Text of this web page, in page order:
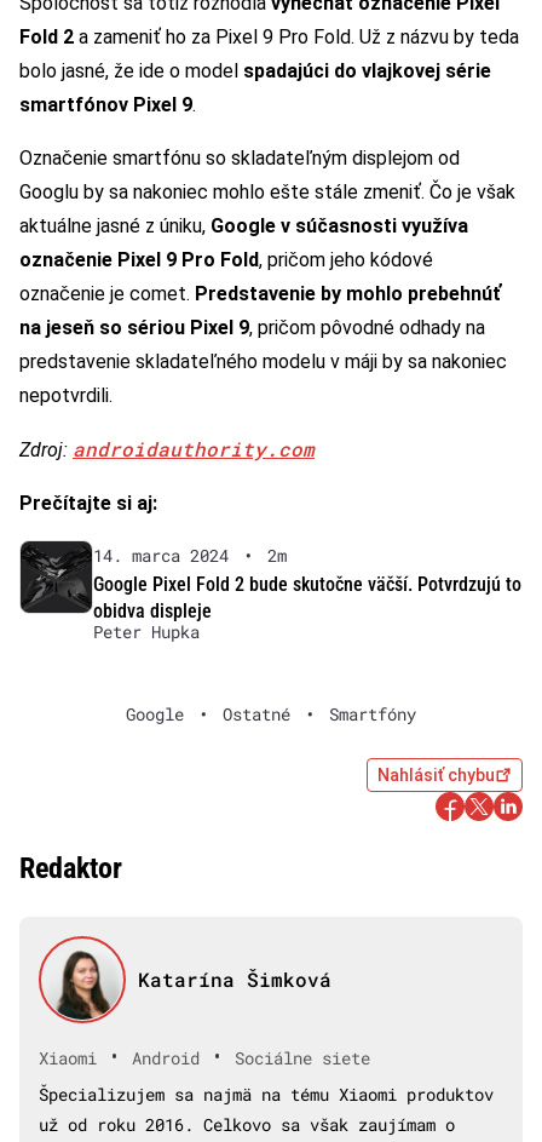
Fold 2 a zameniť ho za Pixel 9 Pro Fold. Už z názvu by teda
bolo jasné, že ide o model spadajúci do vlajkovej série
smartfónov Pixel 9.
Označenie smartfónu so skladateľným displejom od
Googlu by sa nakoniec mohlo ešte stále zmeniť. Čo je však
aktuálne jasné z úniku, Google v súčasnosti využíva
označenie Pixel 9 Pro Fold, pričom jeho kódové
označenie je comet. Predstavenie by mohlo prebehnúť
na jeseň so sériou Pixel 9, pričom pôvodné odhady na
predstavenie skladateľného modelu v máji by sa nakoniec
nepotvrdili.
Zdroj: androidauthority.com
Prečítajte si aj:
14. marca 2024 •
2m
Google Pixel Fold 2 bude skutočne väčší. Potvrdzujú to
obidva displeje
Peter Hupka
Google • Ostatné • Smartfóny
Nahlásiť chybu
Redaktor
Katarína Šimková
Xiaomi • Android •
Sociálne siete
Špecializujem sa najmä na tému Xiaomi produktov
už od roku 2016. Celkovo sa však zaujímam o